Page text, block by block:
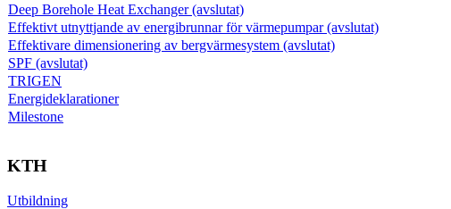
Deep Borehole Heat Exchanger (avslutat)
Effektivt utnyttjande av energibrunnar för värmepumpar (avslutat)
Effektivare dimensionering av bergvärmesystem (avslutat)
SPF (avslutat)
TRIGEN
Energideklarationer
Milestone
KTH
Utbildning